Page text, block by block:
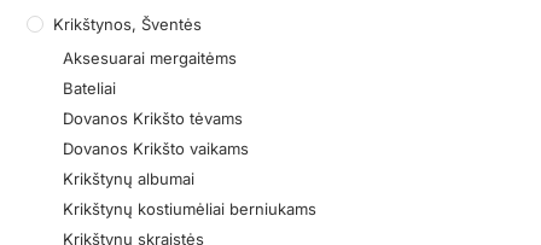
Krikštynos, Šventės
Aksesuarai mergaitėms
Bateliai
Dovanos Krikšto tėvams
Dovanos Krikšto vaikams
Krikštynų albumai
Krikštynų kostiumėliai berniukams
Krikštynų skraistės